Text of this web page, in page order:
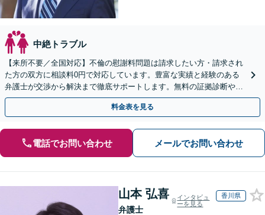
中絶トラブル
【来所不要／全国対応】不倫の慰謝料問題は請求したい方・請求され
た方の双方に相談料0円で対応しています。豊富な実績と経験のある
弁護士が交渉から解決まで徹底サポートします。無料の証拠診断や着
手金の返還保証もありますので安心してご相談ください。
料金表を見る
電話でお問い合わせ メールでお問い合わせ
山本 弘喜
弁護士
インタビュ
ーを見る
香川県